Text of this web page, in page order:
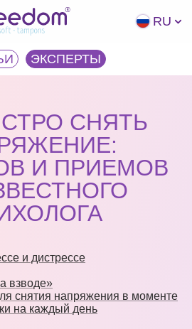
RU
ЭКCПЕРТЫ
СНЯТЬ
И ПРИЕМОВ
и дистрессе
взводе»
снятия напряжения в моменте
на каждый день